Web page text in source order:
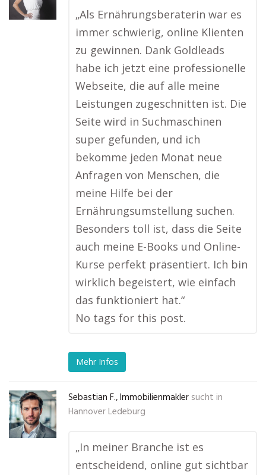
„Als Ernährungsberaterin war es
immer schwierig, online Klienten
zu gewinnen. Dank Goldleads
habe ich jetzt eine professionelle
Webseite, die auf alle meine
Leistungen zugeschnitten ist. Die
Seite wird in Suchmaschinen
super gefunden, und ich
bekomme jeden Monat neue
Anfragen von Menschen, die
meine Hilfe bei der
Ernährungsumstellung suchen.
Besonders toll ist, dass die Seite
auch meine E-Books und Online-
Kurse perfekt präsentiert. Ich bin
wirklich begeistert, wie einfach
das funktioniert hat.“
No tags for this post.
Mehr Infos
Sebastian F., Immobilienmakler sucht in
Hannover Ledeburg
„In meiner Branche ist es
entscheidend, online gut sichtbar